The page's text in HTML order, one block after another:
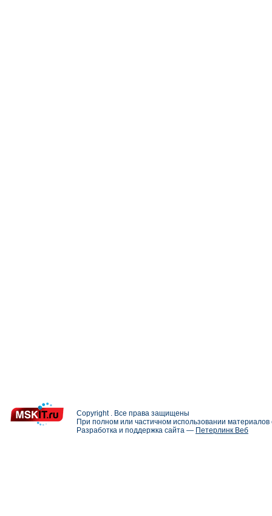
Copyright . Все права защищены
При полном или частичном использовании
Разработка и поддержка сайта — Петерлинк Веб